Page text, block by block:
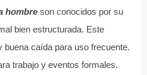
hombreson conocidos por su
bien estructurada. Este
buena caída para uso frecuente.
trabajo y eventos formales.